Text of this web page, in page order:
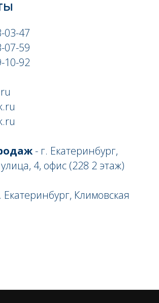
03-47
07-59
10-92
- г. Екатеринбург,
4, офис (228 2 этаж)
Екатеринбург, Климовская